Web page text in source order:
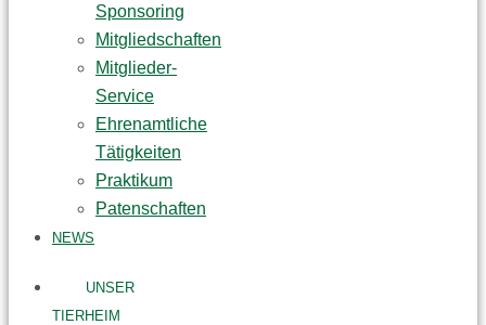
Sponsoring
Mitgliedschaften
Mitglieder-
Service
Ehrenamtliche
Tätigkeiten
Praktikum
Patenschaften
NEWS
UNSER
TIERHEIM